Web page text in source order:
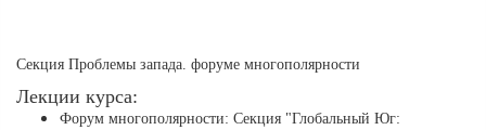
Секция Проблемы запада. форуме многополярности
Лекции курса:
Форум многополярности: Секция "Глобальный Юг: